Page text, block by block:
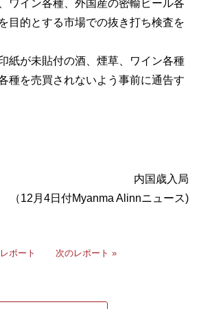
ワイン各種、外国産の密輸ビール各
目的とする市場での抜き打ち検査を
紙が未貼付の酒、煙草、ワイン各種
種を売買されないよう事前に通告す
内国歳入局
（12月4日付Myanma Alinnニュース)
ポート 次のレポート »